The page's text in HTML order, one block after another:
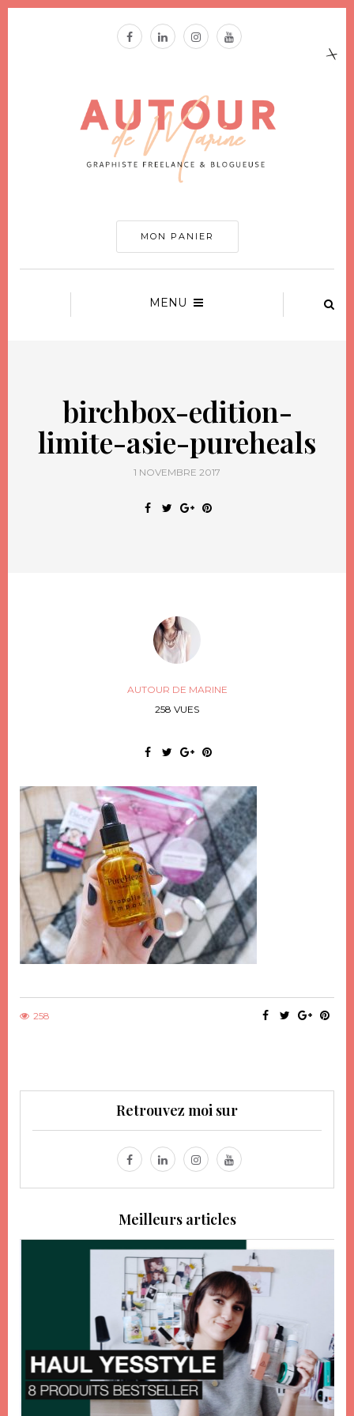
MON PANIER
MENU
birchbox-edition-
limite-asie-pureheals
1 NOVEMBRE 2017
AUTOUR DE MARINE
258 VUES
258
Retrouvez moi sur
Meilleurs articles